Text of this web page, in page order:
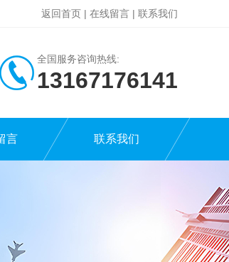
返回首页 | 在线留言 | 联系我们
全国服务咨询热线:
13167176141
言 联系我们